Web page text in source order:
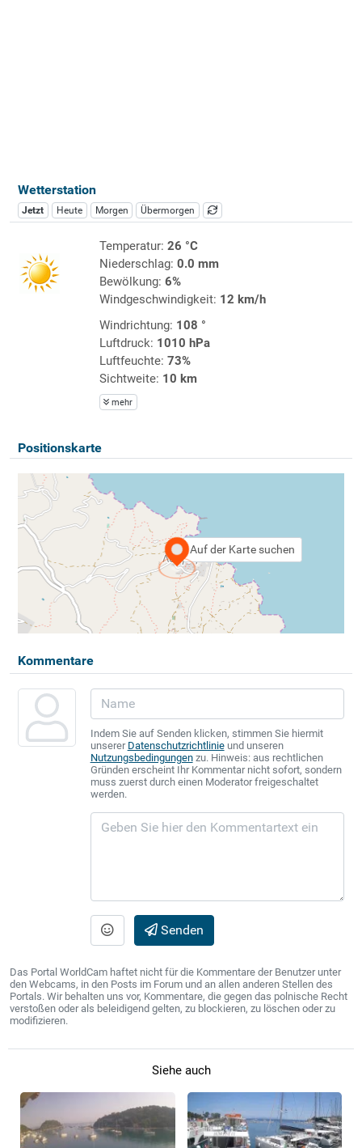
Wetterstation
Jetzt Heute Morgen Übermorgen
Temperatur: 26 °C
Niederschlag: 0.0 mm
Bewölkung: 6%
Windgeschwindigkeit: 12 km/h
Windrichtung: 108 °
Luftdruck: 1010 hPa
Luftfeuchte: 73%
Sichtweite: 10 km
mehr
Positionskarte
Auf der Karte suchen
Kommentare
Indem Sie auf Senden klicken, stimmen Sie hiermit
unserer Datenschutzrichtlinieund unseren
Nutzungsbedingungenzu. Hinweis: aus rechtlichen
Gründen erscheint Ihr Kommentar nicht sofort, sondern
muss zuerst durch einen Moderator freigeschaltet
werden.
Senden
Das Portal WorldCam haftet nicht für die Kommentare der Benutzer unter
den Webcams, in den Posts im Forum und an allen anderen Stellen des
Portals. Wir behalten uns vor, Kommentare, die gegen das polnische Recht
verstoßen oder als beleidigend gelten, zu blockieren, zu löschen oder zu
modifizieren.
Siehe auch